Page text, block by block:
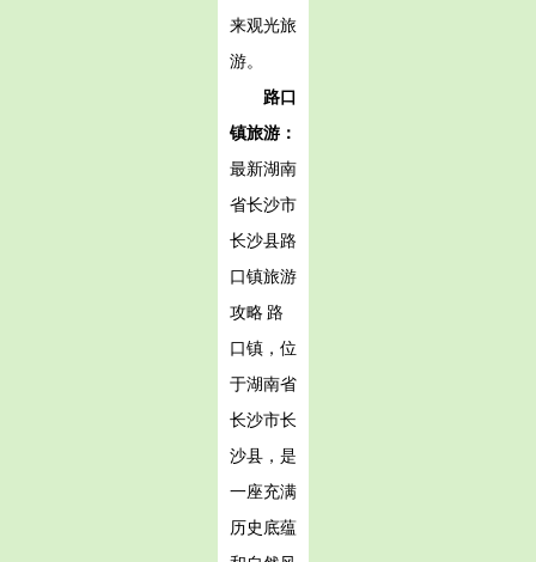
来观光旅
游。
路口
镇旅游：
最新湖南
省长沙市
长沙县路
口镇旅游
攻略 路
口镇，位
于湖南省
长沙市长
沙县，是
一座充满
历史底蕴